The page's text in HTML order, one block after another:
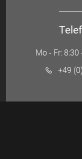
Mo - Fr:
+49